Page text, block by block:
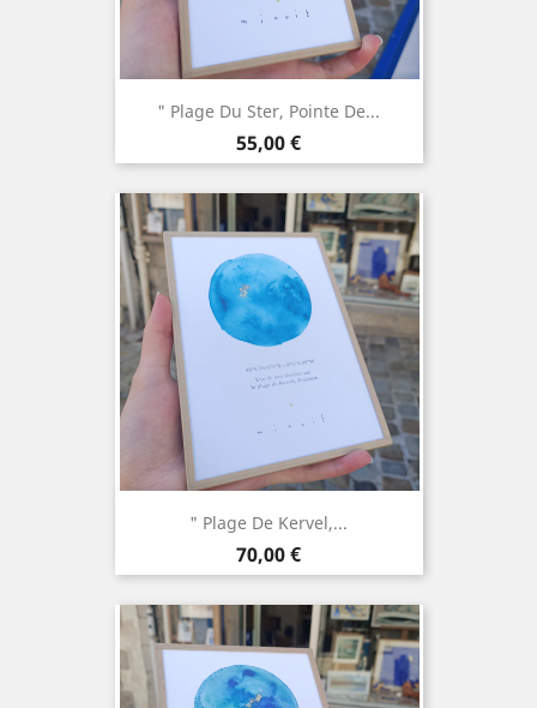
" Plage Du Ster, Pointe De...
Prix
55,00 €
" Plage De Kervel,...
Prix
70,00 €